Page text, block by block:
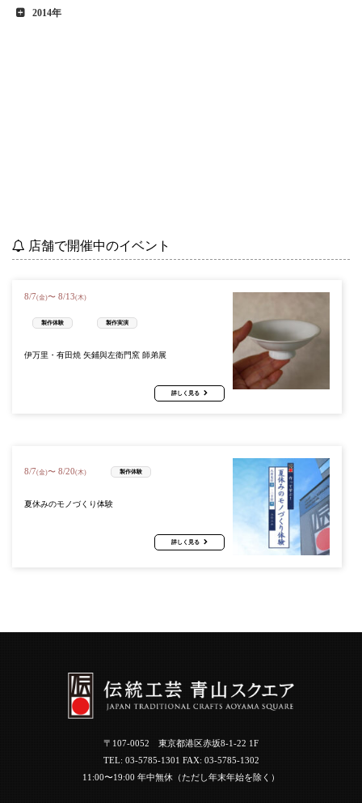
2014年
店舗で開催中のイベント
8/7(金)〜 8/13(木)
製作体験 製作実演
伊万里・有田焼 矢鋪與左衛門窯 師弟展
詳しく見る
8/7(金)〜 8/20(木) 製作体験
夏休みのモノづくり体験
詳しく見る
〒107-0052 東京都港区赤坂8-1-22 1F
TEL: 03-5785-1301 FAX: 03-5785-1302
11:00〜19:00 年中無休（ただし年末年始を除く）